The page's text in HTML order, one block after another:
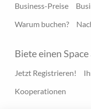
Business-Preise
Warum buchen?
Biete einen Space
Jetzt Registrieren!
Kooperationen